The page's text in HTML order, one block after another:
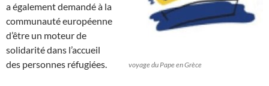
voyage du Pape en Grèce
a également demandé à la
communauté européenne
d’être un moteur de
solidarité dans l’accueil
des personnes réfugiées.